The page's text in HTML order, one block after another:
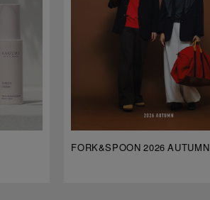
FORK&SPOON 2026 AUTUMN